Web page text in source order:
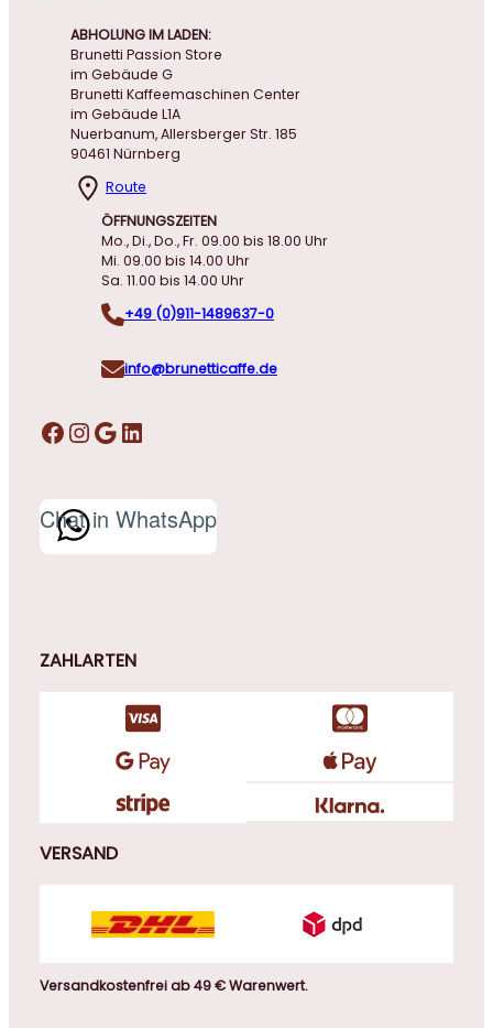
ABHOLUNG IM LADEN:
Brunetti Passion Store
im Gebäude G
Brunetti Kaffeemaschinen Center
im Gebäude L1A
Nuerbanum, Allersberger Str. 185
90461 Nürnberg
Route
ÖFFNUNGSZEITEN
Mo., Di., Do., Fr. 09.00 bis 18.00 Uhr
Mi. 09.00 bis 14.00 Uhr
Sa. 11.00 bis 14.00 Uhr
+49 (0)911-1489637-0
info@brunetticaffe.de
Facebook InstagramGoogle LinkedIn
Chat in WhatsApp
ZAHLARTEN
VERSAND
Versandkostenfrei ab 49 € Warenwert.